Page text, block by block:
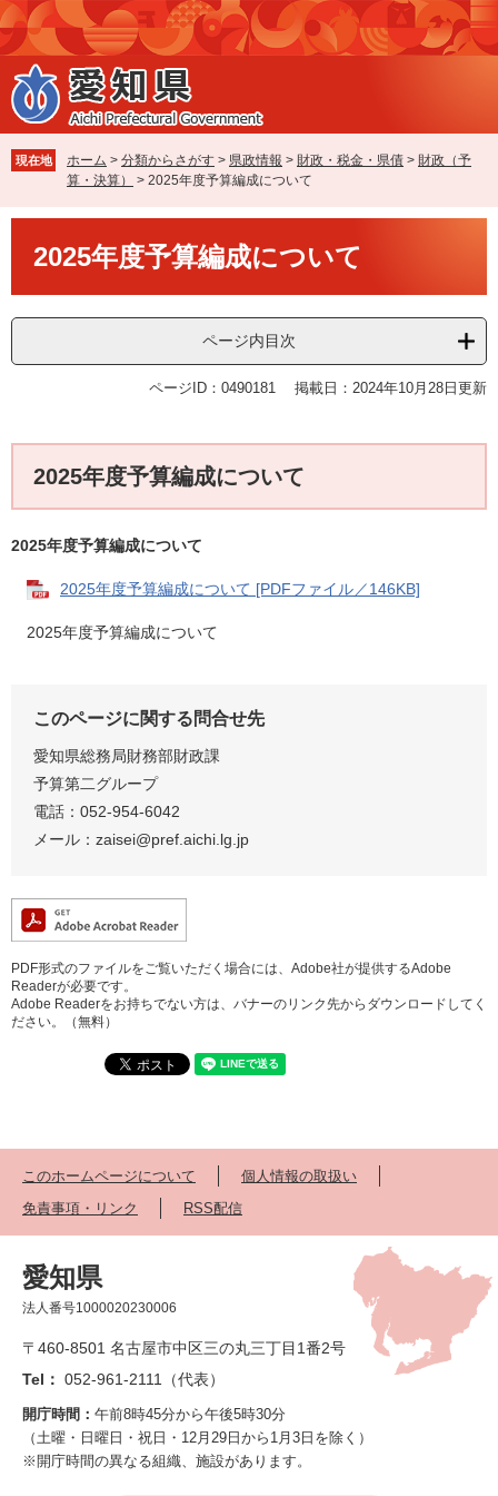
ペ
ー
ジ
の
先
で
す
メ
ニ
ュ
ー
を
ば
し
本
現在地 ホーム > 分類からさがす > 県政情報 > 財政・税金・県債 > 財政（予
算・決算）
> 2025年度予算編成について
2025年度予算編成について
ページ内目次
ページID：0490181 掲載日：2024年10月28日更新
2025年度予算編成について
2025年度予算編成について
2025年度予算編成について [PDFファイル／146KB]
2025年度予算編成について
このページに関する問合せ先
愛知県総務局財務部財政課
予算第二グループ
電話：052‐954‐6042
メール： zaisei@pref.aichi.lg.jp
PDF形式のファイルをご覧いただく場合には、Adobe社が提供するAdobe
Readerが必要です。
Adobe Readerをお持ちでない方は、バナーのリンク先からダウンロードしてく
ださい。（無料）
このホームページについて
個人情報の取扱い
免責事項・リンク
RSS配信
愛知県
法人番号1000020230006
〒460-8501 名古屋市中区三の丸三丁目1番2号
Tel： 052-961-2111（代表）
開庁時間： 午前8時45分から午後5時30分
（土曜・日曜日・祝日・12月29日から1月3日を除く）
※開庁時間の異なる組織、施設があります。